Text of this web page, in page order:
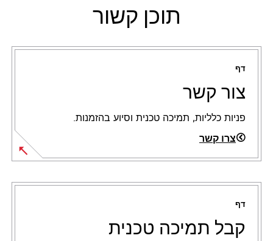
תוכן קשור
דף
צור קשר
פניות כלליות, תמיכה טכנית וסיוע בהזמנות.
צרו קשר
דף
קבל תמיכה טכנית